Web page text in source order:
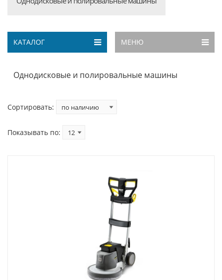
КАТАЛОГ МЕНЮ
Однодисковые и полировальные машины
Сортировать:
Показывать по: